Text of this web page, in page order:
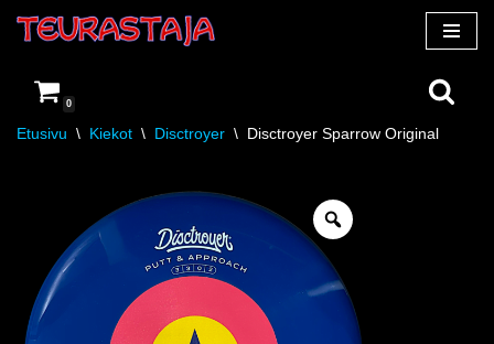
suoraan
sisältöön
0
Etusivu \ Kiekot \ Disctroyer \ Disctroyer Sparrow Original